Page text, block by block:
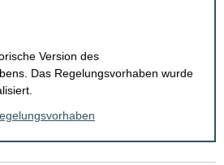
Version des
Das Regelungsvorhaben wurde